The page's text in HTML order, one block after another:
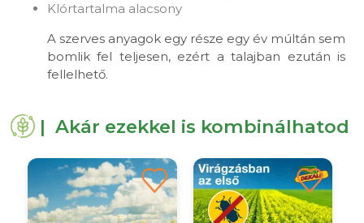
Klórtartalma alacsony
A szerves anyagok egy része egy év múltán sem
bomlik fel teljesen, ezért a talajban ezután is
fellelhető.
| Akár ezekkel is kombinálhatod